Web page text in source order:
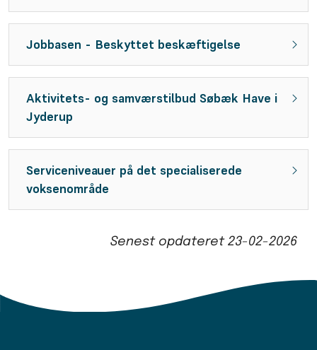
Jobbasen - Beskyttet beskæftigelse
Aktivitets- og samværstilbud Søbæk Have i
Jyderup
Serviceniveauer på det specialiserede
voksenområde
Senest opdateret 23-02-2026